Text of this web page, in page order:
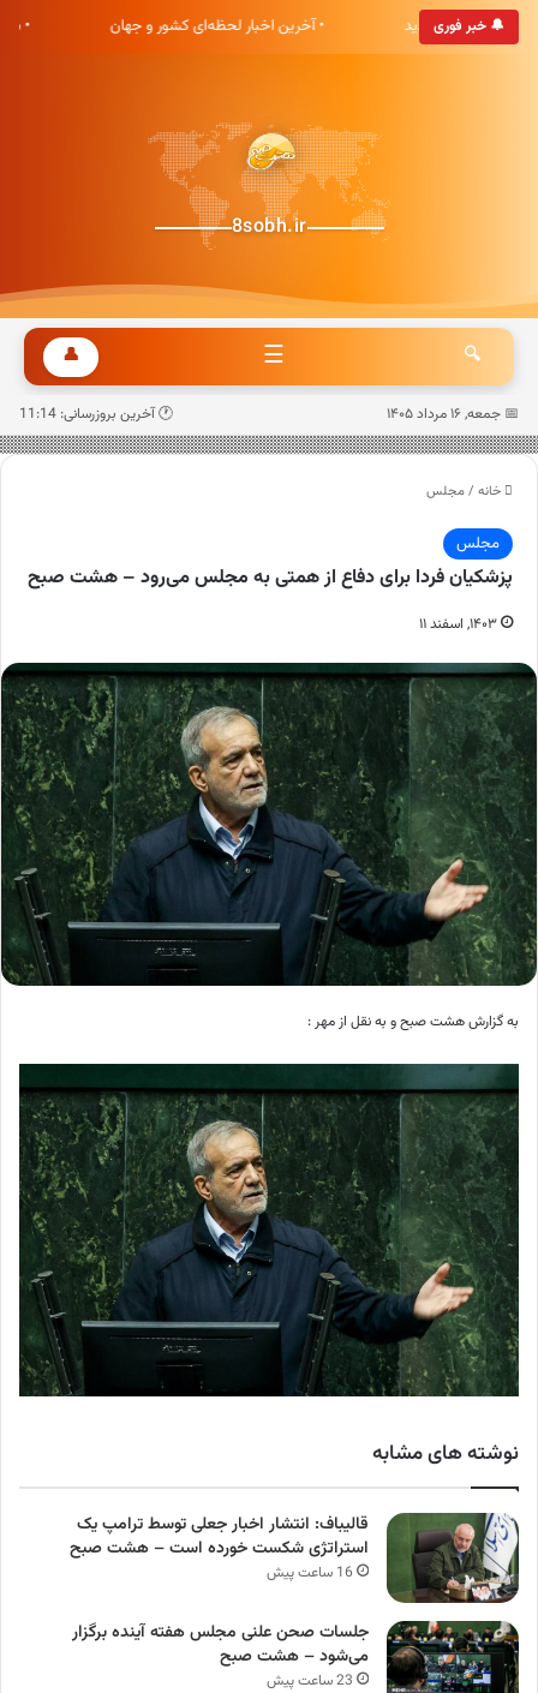
🔔 خبر فوری
هشت صبح خوش آمدید • آخرین اخبار لحظه‌ای کشور و جهان
8sobh.ir
🔍
☰
👤
📅 جمعه, ۱۶ مرداد ۱۴۰۵ 🕐 آخرین بروزرسانی: 11:14
خانه /مجلس
مجلس
پزشکیان فردا برای دفاع از همتی به مجلس می‌رود – هشت صبح
۱۴۰۳, اسفند ۱۱
به گزارش هشت صبح و به نقل از مهر :
نوشته های مشابه
قالیباف: انتشار اخبار جعلی توسط ترامپ یک
استراتژی شکست خورده است – هشت صبح
16 ساعت پیش
جلسات صحن علنی مجلس هفته آینده برگزار
می‌شود – هشت صبح
23 ساعت پیش